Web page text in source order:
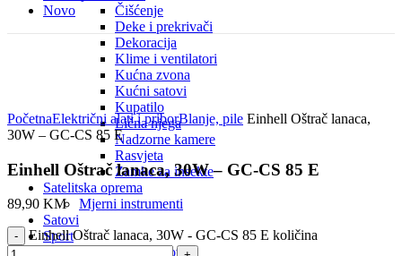
Čišćenje
Deke i prekrivači
Dekoracija
Klime i ventilatori
Kućna zvona
Kućni satovi
Kupatilo
Lična njega
Nadzorne kamere
Rasvjeta
Zamke za insekte
Satelitska oprema
Mjerni instrumenti
Satovi
Sport
Kamping i ribolov
Novo
PočetnaElektrični alati i priborBlanje, pile Einhell Oštrač lanaca,
30W – GC-CS 85 E
Einhell Oštrač lanaca, 30W – GC-CS 85 E
89,90 KM
Einhell Oštrač lanaca, 30W - GC-CS 85 E količina